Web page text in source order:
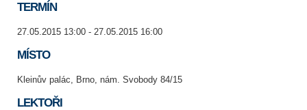
TERMÍN
27.05.2015 13:00 - 27.05.2015 16:00
MÍSTO
Kleinův palác, Brno, nám. Svobody 84/15
LEKTOŘI